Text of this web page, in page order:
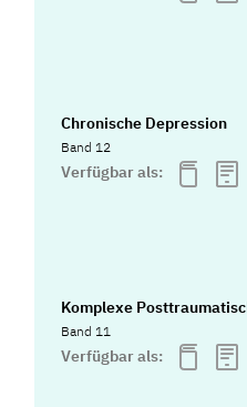
Chronische Depression
Band 12
Verfügbar als:
Komplexe
Band 11
Verfügbar als: